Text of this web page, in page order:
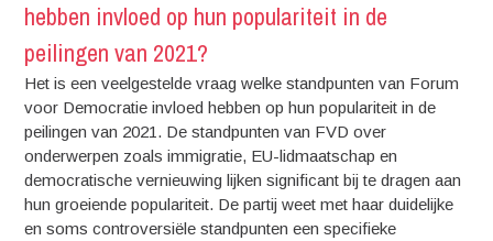
hebben invloed op hun populariteit in de
peilingen van 2021?
Het is een veelgestelde vraag welke standpunten van Forum
voor Democratie invloed hebben op hun populariteit in de
peilingen van 2021. De standpunten van FVD over
onderwerpen zoals immigratie, EU-lidmaatschap en
democratische vernieuwing lijken significant bij te dragen aan
hun groeiende populariteit. De partij weet met haar duidelijke
en soms controversiële standpunten een specifieke